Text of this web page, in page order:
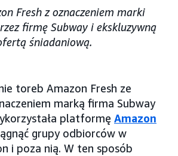
Fresh z oznaczeniem marki
firmę Subway i ekskluzywną
śniadaniową.
toreb Amazon Fresh ze
marką firma Subway
platformę Amazon
grupy odbiorców w
i poza nią. W ten sposób